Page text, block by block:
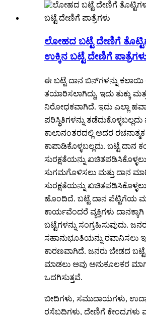
ಲೋಹದ ಬಟ್ಟೆ ದೇಣಿಗೆ
ಉಕ್ಕಿನ ಬಟ್ಟೆ ದೇಣಿಗೆ
ಈ ಬಟ್ಟೆ ದಾನ ಬಿನ್‌ಗಳನ್ನು ಕಲಾಯಿ
ತಯಾರಿಸಲಾಗಿದ್ದು, ಇದು ತುಕ್ಕು ಮತ್ತು
ನಿರೋಧಕವಾಗಿದೆ. ಇದು ಎಲ್ಲಾ
ಪರಿಸ್ಥಿತಿಗಳನ್ನು ತಡೆದುಕೊಳ್ಳಬಲ್ಲದು
ಕಾಲಾನಂತರದಲ್ಲಿ ಅದರ
ಕಾಪಾಡಿಕೊಳ್ಳಬಲ್ಲದು. ಬಟ್ಟೆ ದಾನ
ಸುರಕ್ಷತೆಯನ್ನು
ಸುಗಮಗೊಳಿಸಲು ಮತ್ತು ದಾನ
ಸುರಕ್ಷತೆಯನ್ನು
ಹೊಂದಿದೆ. ಬಟ್ಟೆ ದಾನ ಪೆಟ್ಟಿಗೆಯ
ಕಾರ್ಯವೆಂದರೆ ವ್ಯಕ್ತಿಗಳು
ಬಟ್ಟೆಗಳನ್ನು ಸಂಗ್ರಹಿಸುವುದು.
ಸಹಾನುಭೂತಿಯನ್ನು ರವಾನಿಸಲು
ಕಾರಣವಾಗಿದೆ. ಜನರು ಬೇಡದ
ಮಾಡಲು ಅವು ಅನುಕೂಲಕರ
ಒದಗಿಸುತ್ತವೆ.
ಬೀದಿಗಳು, ಸಮುದಾಯಗಳು,
ರಸ್ತೆಬದಿಗಳು, ದೇಣಿಗೆ ಕೇಂದ್ರಗಳು